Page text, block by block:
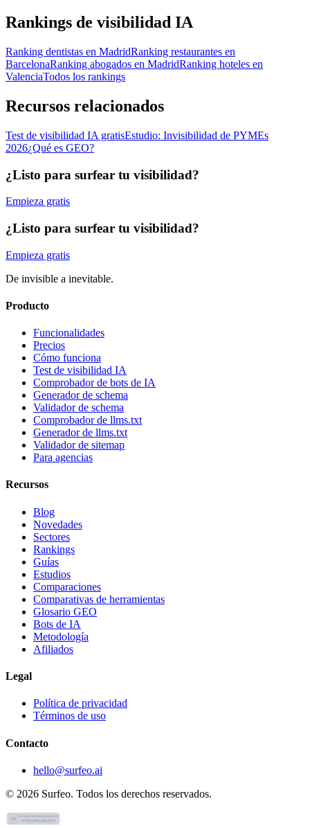
Rankings de visibilidad IA
Ranking dentistas en MadridRanking restaurantes en
BarcelonaRanking abogados en MadridRanking hoteles en
ValenciaTodos los rankings
Recursos relacionados
Test de visibilidad IA gratisEstudio: Invisibilidad de PYMEs
2026¿Qué es GEO?
¿Listo para surfear tu visibilidad?
Empieza gratis
¿Listo para surfear tu visibilidad?
Empieza gratis
De invisible a inevitable.
Producto
Funcionalidades
Precios
Cómo funciona
Test de visibilidad IA
Comprobador de bots de IA
Generador de schema
Validador de schema
Comprobador de llms.txt
Generador de llms.txt
Validador de sitemap
Para agencias
Recursos
Blog
Novedades
Sectores
Rankings
Guías
Estudios
Comparaciones
Comparativas de herramientas
Glosario GEO
Bots de IA
Metodología
Afiliados
Legal
Política de privacidad
Términos de uso
Contacto
hello@surfeo.ai
© 2026 Surfeo. Todos los derechos reservados.